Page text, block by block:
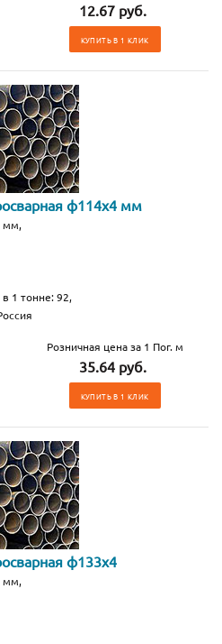
12.67 руб.
КУПИТЬ В 1 КЛИК
ф114x4 мм
мм,
1 тонне: 92,
Розничная цена за 1 Пог. м
35.64 руб.
КУПИТЬ В 1 КЛИК
ф133х4
мм,